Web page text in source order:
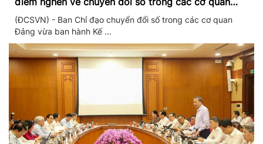
Đảng
(ĐCSVN) - Ban Chỉ đạo chuyển đổi số trong các cơ quan
Đảng vừa ban hành Kế ...